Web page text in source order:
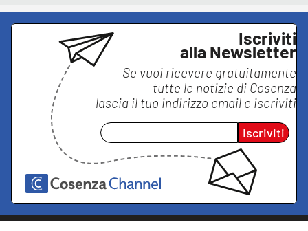
Iscriviti
alla Newsletter
Se vuoi ricevere gratuitamente
tutte le notizie di Cosenza
lascia il tuo indirizzo email e iscriviti
Iscriviti